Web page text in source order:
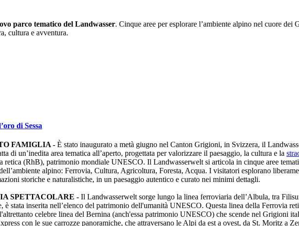
parco tematico del Landwasser. Cinque aree per esplorare l’ambiente alpino nel cuore
cultura e avventura.
di Sessa
FAMIGLIA - È stato inaugurato a metà giugno nel Canton Grigioni, in Svizzera, il
di un’inedita area tematica all’aperto, progettata per valorizzare il paesaggio, la cultura e la
retica (RhB), patrimonio mondiale UNESCO. Il Landwasserwelt si articola in cinque aree
alpino: Ferrovia, Cultura, Agricoltura, Foresta, Acqua. I visitatori esplorano
storiche e naturalistiche, in un paesaggio autentico e curato nei minimi dettagli.
SPETTACOLARE - Il Landwasserwelt sorge lungo la linea ferroviaria dell’Albula, tra
è stata inserita nell’elenco del patrimonio dell'umanità UNESCO. Questa linea della Ferrovia
celebre linea del Bernina (anch'essa patrimonio UNESCO) che scende nel Grigioni
con le sue carrozze panoramiche, che attraversano le Alpi da est a ovest, da St. Moritz a